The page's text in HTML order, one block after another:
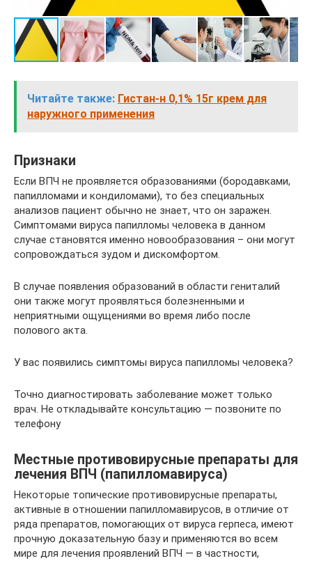
Читайте также: Гистан-н 0,1% 15г крем для
наружного применения
Признаки
Если ВПЧ не проявляется образованиями (бородавками,
папилломами и кондиломами), то без специальных
анализов пациент обычно не знает, что он заражен.
Симптомами вируса папилломы человека в данном
случае становятся именно новообразования – они могут
сопровождаться зудом и дискомфортом.
В случае появления образований в области гениталий
они также могут проявляться болезненными и
неприятными ощущениями во время либо после
полового акта.
У вас появились симптомы вируса папилломы человека?
Точно диагностировать заболевание может только
врач. Не откладывайте консультацию — позвоните по
телефону
Местные противовирусные препараты для
лечения ВПЧ (папилломавируса)
Некоторые топические противовирусные препараты,
активные в отношении папилломавирусов, в отличие от
ряда препаратов, помогающих от вируса герпеса, имеют
прочную доказательную базу и применяются во всем
мире для лечения проявлений ВПЧ — в частности,